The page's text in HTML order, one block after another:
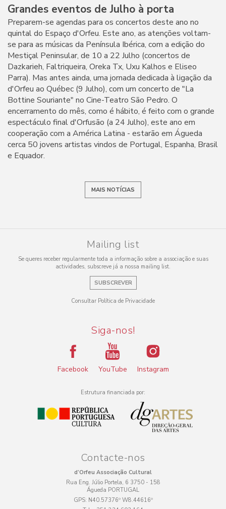
Grandes eventos de Julho à porta
Preparem-se agendas para os concertos deste ano no
quintal do Espaço d'Orfeu. Este ano, as atenções voltam-
se para as músicas da Península Ibérica, com a edição do
Mestiçal Peninsular, de 10 a 22 Julho (concertos de
Dazkarieh, Faltriqueira, Oreka Tx, Uxu Kalhos e Eliseo
Parra). Mas antes ainda, uma jornada dedicada à ligação da
d'Orfeu ao Québec (9 Julho), com um concerto de "La
Bottine Souriante" no Cine-Teatro São Pedro. O
encerramento do mês, como é hábito, é feito com o grande
espectáculo final d'Orfusão (a 24 Julho), este ano em
cooperação com a América Latina - estarão em Águeda
cerca 50 jovens artistas vindos de Portugal, Espanha, Brasil
e Equador.
MAIS NOTÍCIAS
Mailing list
Se queres receber regularmente toda a informação sobre a associação e suas
actividades, subscreve já a nossa mailing list.
SUBSCREVER
Consultar Política de Privacidade
Siga-nos!
Facebook YouTube Instagram
Estrutura financiada por:
Contacte-nos
d’Orfeu Associação Cultural
Rua Eng. Júlio Portela, 6 3750 - 158
Águeda PORTUGAL
GPS: N40.57376º W8.44616º